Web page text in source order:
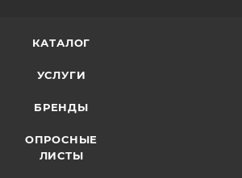
КАТАЛОГ
УСЛУГИ
БРЕНДЫ
ОПРОСНЫЕ
ЛИСТЫ